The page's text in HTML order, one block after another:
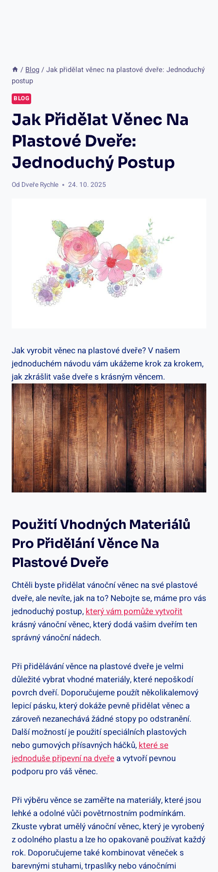
/ Blog / Jak přidělat věnec na plastové dveře: Jednoduchý
postup
BLOG
Jak Přidělat Věnec Na
Plastové Dveře:
Jednoduchý Postup
Od Dveře Rychle 24. 10. 2025
Jak vyrobit věnec na plastové dveře? V našem
jednoduchém návodu vám ukážeme krok za krokem,
jak zkrášlit vaše dveře s krásným věncem.
Použití Vhodných Materiálů
Pro Přidělání Věnce Na
Plastové Dveře
Chtěli byste přidělat vánoční věnec na své plastové
dveře, ale nevíte, jak na to? Nebojte se, máme pro vás
jednoduchý postup,který vám pomůže vytvořit
krásný vánoční věnec, který dodá vašim dveřím ten
správný vánoční nádech.
Při přidělávání věnce na plastové dveře je velmi
důležité vybrat vhodné materiály, které nepoškodí
povrch dveří. Doporučujeme použít několikalemový
lepicí pásku, který dokáže pevně přidělat věnec a
zároveň nezanechává žádné stopy po odstranění.
Další možností je použití speciálních plastových
nebo gumových přísavných háčků,které se
jednoduše připevní na dveře a vytvoří pevnou
podporu pro váš věnec.
Při výběru věnce se zaměřte na materiály, které jsou
lehké a odolné vůči povětrnostním podmínkám.
Zkuste vybrat umělý vánoční věnec, který je vyrobený
z odolného plastu a lze ho opakovaně používat každý
rok. Doporučujeme také kombinovat věneček s
barevnými stuhami, trpaslíky nebo vánočními